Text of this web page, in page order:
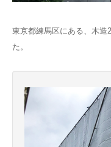
東京都練馬区にある、木造
た。